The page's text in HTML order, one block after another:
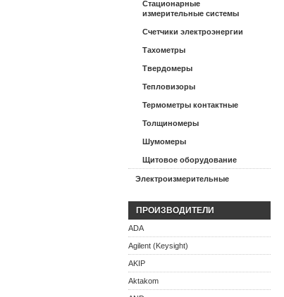
Стационарные
измерительные системы
Счетчики электроэнергии
Тахометры
Твердомеры
Тепловизоры
Термометры контактные
Толщиномеры
Шумомеры
Щитовое оборудование
Электроизмерительные
ПРОИЗВОДИТЕЛИ
ADA
Agilent (Keysight)
AKIP
Aktakom